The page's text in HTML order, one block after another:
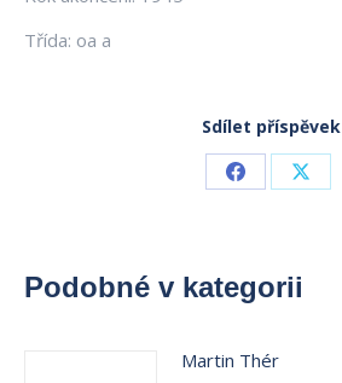
Třída: oa a
Sdílet příspěvek
Share Share
Podobné v kategorii
Martin Thér